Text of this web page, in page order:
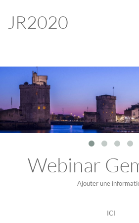
JR2020
Webinar
Ajouter une
ICI